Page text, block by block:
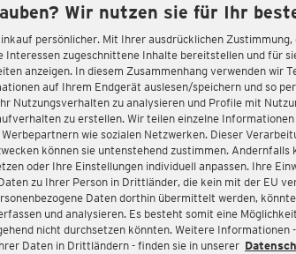
Wir nutzen sie für Ihr
persönlicher. Mit Ihrer ausdrücklichen
Interessen zugeschnittene Inhalte bereitstellen und für
anzeigen. In diesem Zusammenhang verwenden wir
auf Ihrem Endgerät auslesen/speichern und so
Nutzungsverhalten zu analysieren und Profile mit
zu erstellen. Wir teilen einzelne
wie sozialen Netzwerken. Dieser
können sie untenstehend zustimmen. Andernfalls
oder Ihre Einstellungen individuell anpassen. Ihre
zu Ihrer Person in Drittländer, die kein mit der EU
Daten dorthin übermittelt werden,
und analysieren. Es besteht somit eine
nicht durchsetzen könnten. Weitere Informationen
Daten in Drittländern - finden sie in unserer